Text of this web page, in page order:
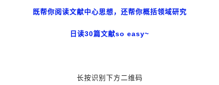
既帮你阅读文献中心思想，还帮你概括领域研究
日读30篇文献so easy~
长按识别下方二维码